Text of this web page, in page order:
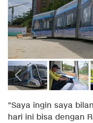
"Saya ingin saya
hari ini bisa dengan